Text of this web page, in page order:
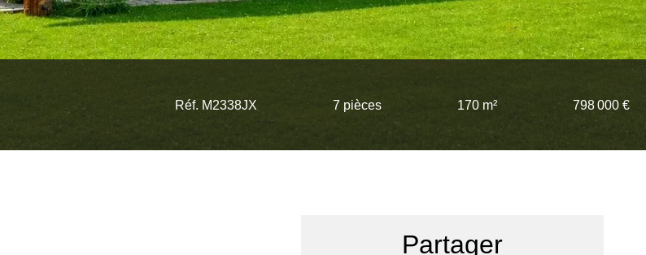
Réf. M2338JX 7 pièces 170 m² 798 000 €
Partager